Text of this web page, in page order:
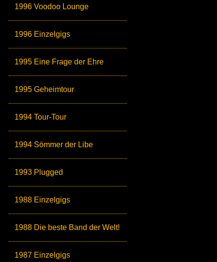
1996 Voodoo Lounge
1996 Einzelgigs
1995 Eine Frage der Ehre
1995 Geheimtour
1994 Tour-Tour
1994 Sömmer der Libe
1993 Plugged
1988 Einzelgigs
1988 Die beste Band der Welt!
1987 Einzelgigs